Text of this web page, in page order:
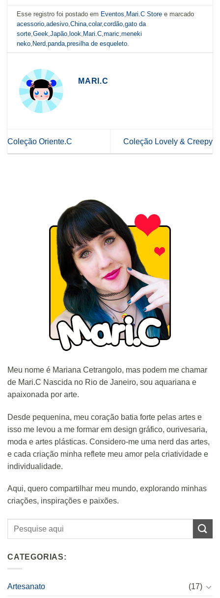
Esse registro foi postado em Eventos Mari.C Store e marcado
acessorio ,adesivo ,China ,colar,cordão ,gato da
sorte ,Geek ,Japão look Mari.C ,maric ,meneki
neko Nerd ,panda ,presilha de esqueleto
MARI.C
Coleção Oriente.C Coleção Lovely & Creepy
Meu nome é Mariana Cetrangolo, mas podem me chamar
de Mari.C Nascida no Rio de Janeiro, sou aquariana e
apaixonada por arte.
Desde pequenina, meu coração batia forte pelas artes e
isso me levou a me formar em design gráfico, ourivesaria,
moda e artes plásticas. Considero-me uma nerd das artes,
e cada criação minha reflete meu amor pela criatividade e
individualidade.
Aqui, quero compartilhar meu mundo, explorando minhas
criações, inspirações e paixões.
CATEGORIAS:
Artesanato (17)